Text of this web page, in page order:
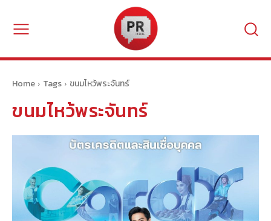
Home Tags ขนมไหว้พระจันทร์
ขนมไหว้พระจันทร์